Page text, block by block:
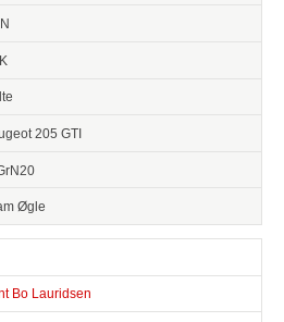
205 GTI
Øgle
Bo Lauridsen